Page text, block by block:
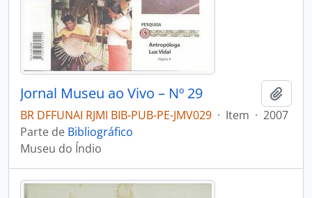
Jornal Museu ao Vivo – Nº 29
BR DFFUNAI RJMI BIB-PUB-PE-JMV029 · Item · 2007
Parte de Bibliográfico
Museu do Índio